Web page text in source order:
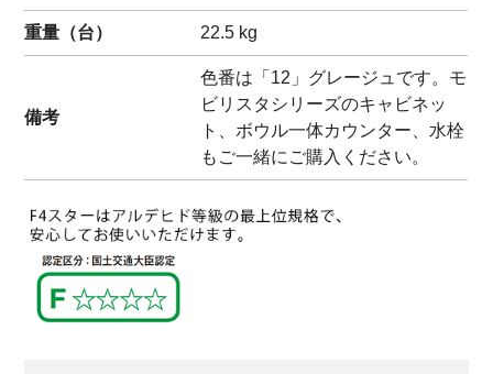
重量（台） 22.5 kg
備考
色番は「12」グレージュです。モ
ビリスタシリーズのキャビネッ
ト、ボウル一体カウンター、水栓
もご一緒にご購入ください。